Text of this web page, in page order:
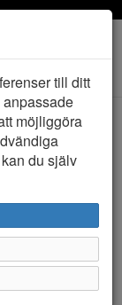
till ditt
möjliggöra
du själv